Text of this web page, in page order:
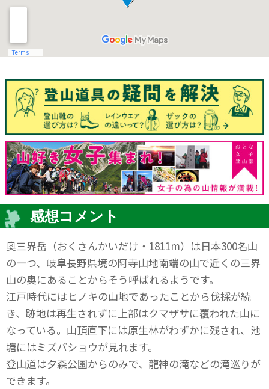
感想コメント
奥三界岳（おくさんかいだけ・1811m）は日本300名山
の一つ、岐阜長野県境の阿寺山地南端の山で近くの三界
山の奥にあることからそう呼ばれるようです。
江戸時代にはヒノキの山地であったことから伐採が続
き、跡地は再生されずに上部はクマザサに覆われた山に
なっている。山頂直下には原生林がわずかに残され、池
塘にはミズバショウが見れます。
登山道は夕森公園からのみで、龍神の滝などの滝巡りが
できます。